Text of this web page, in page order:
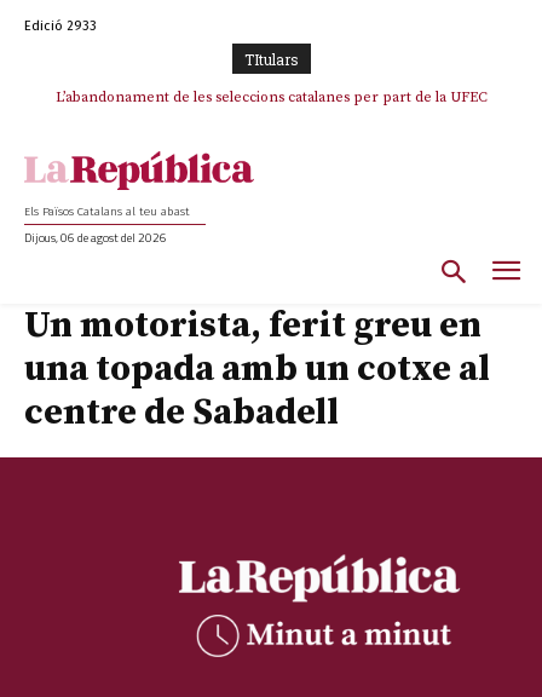
Edició 2933
TItulars
L’abandonament de les seleccions catalanes per part de la UFEC
Els Països Catalans al teu abast
Dijous, 06 de agost del 2026
Un motorista, ferit greu en
una topada amb un cotxe al
centre de Sabadell